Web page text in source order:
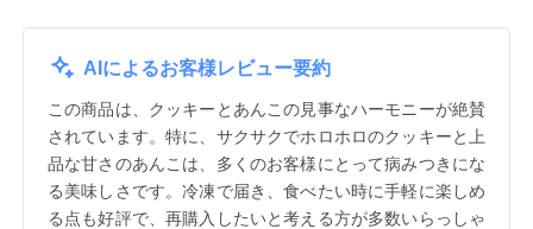
AIによるお客様レビュー要約
この商品は、クッキーとあんこの見事なハーモニーが絶賛
されています。特に、サクサクでホロホロのクッキーと上
品な甘さのあんこは、多くのお客様にとって病みつきにな
る美味しさです。冷凍で届き、食べたい時に手軽に楽しめ
る点も好評で、再購入したいと考える方が多数いらっしゃ